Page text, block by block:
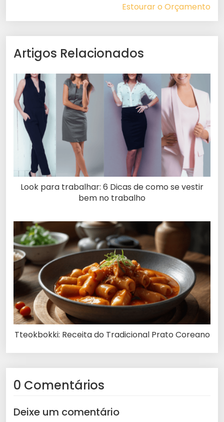
Estourar o Orçamento
Artigos Relacionados
Look para trabalhar: 6 Dicas de como se vestir
bem no trabalho
Tteokbokki: Receita do Tradicional Prato Coreano
0 Comentários
Deixe um comentário